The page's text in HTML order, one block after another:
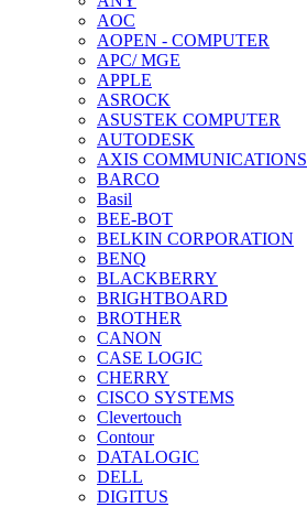
AOC
AOPEN - COMPUTER
APC/ MGE
APPLE
ASROCK
ASUSTEK COMPUTER
AUTODESK
AXIS COMMUNICATIONS
BARCO
Basil
BEE-BOT
BELKIN CORPORATION
BENQ
BLACKBERRY
BRIGHTBOARD
BROTHER
CANON
CASE LOGIC
CHERRY
CISCO SYSTEMS
Clevertouch
Contour
DATALOGIC
DELL
DIGITUS